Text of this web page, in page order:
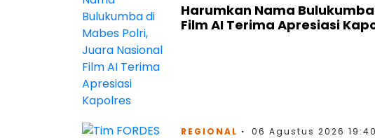
Harumkan Nama
Film AI Terima Apresiasi
REGIONAL 06 Agustus 2026 19:40